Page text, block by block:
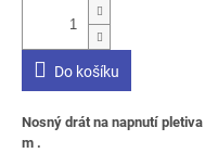
5
hvězdiček.
Do košíku
Nosný drát na napnutí pletiva
m .